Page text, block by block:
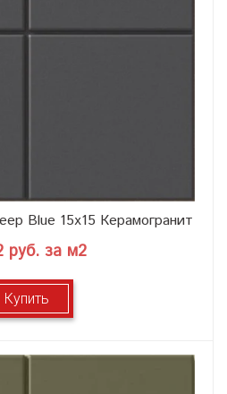
Blue 15x15 Керамогранит
руб. за м2
Купить